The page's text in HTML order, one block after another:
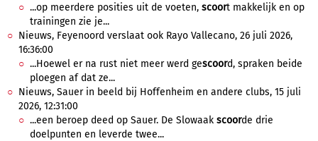
...op meerdere posities uit de voeten, scoort makkelijk en op
trainingen zie je...
Nieuws, Feyenoord verslaat ook Rayo Vallecano, 26 juli 2026,
16:36:00
...Hoewel er na rust niet meer werd gescoord, spraken beide
ploegen af dat ze...
Nieuws, Sauer in beeld bij Hoffenheim en andere clubs, 15 juli
2026, 12:31:00
...een beroep deed op Sauer. De Slowaak scoorde drie
doelpunten en leverde twee...